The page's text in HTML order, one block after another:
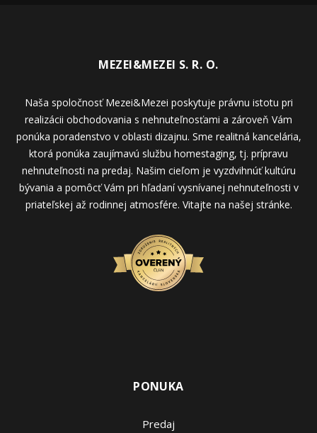
MEZEI&MEZEI S. R. O.
Naša spoločnosť Mezei&Mezei poskytuje právnu istotu pri
realizácii obchodovania s nehnuteľnosťami a zároveň Vám
ponúka poradenstvo v oblasti dizajnu. Sme realitná kancelária,
ktorá ponúka zaujímavú službu homestaging, tj. prípravu
nehnuteľnosti na predaj. Našim cieľom je vyzdvihnúť kultúru
bývania a pomôcť Vám pri hľadaní vysnívanej nehnuteľnosti v
priateľskej až rodinnej atmosfére. Vitajte na našej stránke.
PONUKA
Predaj